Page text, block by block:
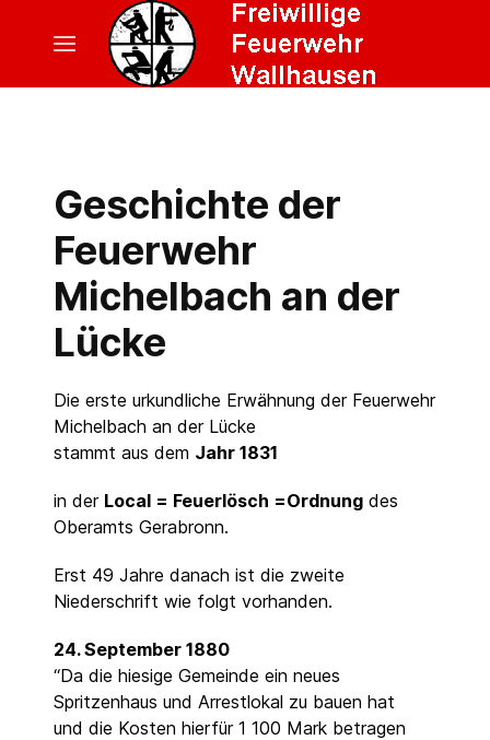
Geschichte der
Feuerwehr
Michelbach an der
Lücke
Die erste urkundliche Erwähnung der Feuerwehr
Michelbach an der Lücke
stammt aus dem Jahr 1831
in der Local = Feuerlösch =Ordnung des
Oberamts Gerabronn.
Erst 49 Jahre danach ist die zweite
Niederschrift wie folgt vorhanden.
24. September 1880
“Da die hiesige Gemeinde ein neues
Spritzenhaus und Arrestlokal zu bauen hat
und die Kosten hierfür 1 100 Mark betragen